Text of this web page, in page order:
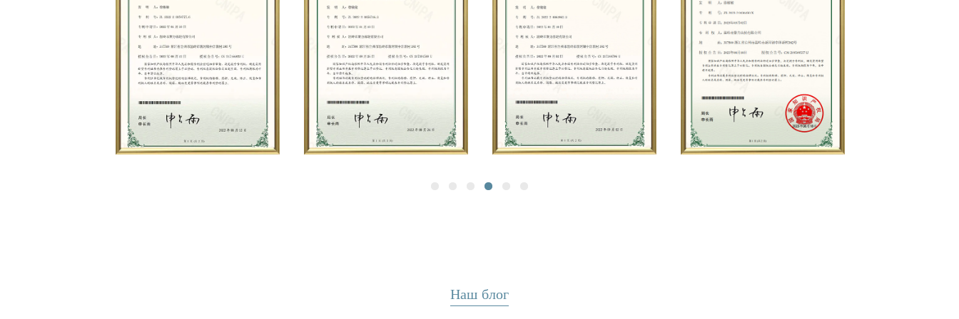
специалистами, как JULI, вы можете быть уверены в качестве и
производительности этих валов-шестерен, зная, что они всегда будут
соответствовать вашим ожиданиям.
Наш блог